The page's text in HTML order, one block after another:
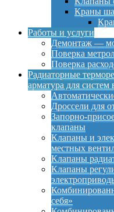
Краны
Работы и услуги
Демонтаж —
Поверка
Поверка
Радиаторные
арматура для систем
Дроссели для
Запорно-
клапаны
Клапаны и
местных
Клапаны
Клапаны
себя»